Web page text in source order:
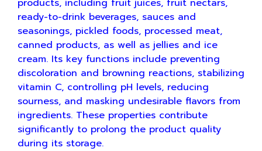
products, including fruit juices, fruit nectars,
ready-to-drink beverages, sauces and
seasonings, pickled foods, processed meat,
canned products, as well as jellies and ice
cream. Its key functions include preventing
discoloration and browning reactions, stabilizing
vitamin C, controlling pH levels, reducing
sourness, and masking undesirable flavors from
ingredients. These properties contribute
significantly to prolong the product quality
during its storage.